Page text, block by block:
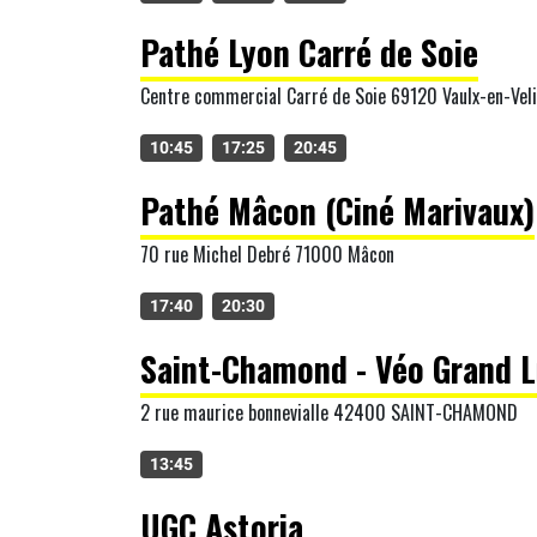
Pathé Lyon Carré de Soie
Centre commercial Carré de Soie 69120 Vaulx-en-
10:45 17:25 20:45
Pathé Mâcon (Ciné Marivaux)
70 rue Michel Debré 71000 Mâcon
17:40 20:30
Saint-Chamond - Véo Grand
2 rue maurice bonnevialle 42400 SAINT-CHAMOND
13:45
UGC Astoria